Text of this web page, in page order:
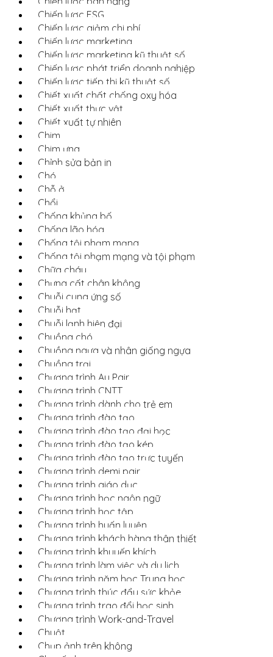
Chiến lược ESG
Chiến lược giảm chi phí
Chiến lược marketing
Chiến lược marketing kỹ thuật số
Chiến lược phát triển doanh nghiệp
Chiến lược tiếp thị kỹ thuật số
Chiết xuất chất chống oxy hóa
Chiết xuất thực vật
Chiết xuất tự nhiên
Chim
Chim ưng
Chỉnh sửa bản in
Chó
Chỗ ở
Chổi
Chống khủng bố
Chống lão hóa
Chống tội phạm mạng
Chống tội phạm mạng và tội phạm
Chữa cháy
Chưng cất chân không
Chuỗi cung ứng số
Chuỗi hạt
Chuỗi lạnh hiện đại
Chuồng chó
Chuồng ngựa và nhân giống ngựa
Chuồng trại
Chương trình Au Pair
Chương trình CNTT
Chương trình dành cho trẻ em
Chương trình đào tạo
Chương trình đào tạo đại học
Chương trình đào tạo kép
Chương trình đào tạo trực tuyến
Chương trình demi pair
Chương trình giáo dục
Chương trình học ngôn ngữ
Chương trình học tập
Chương trình huấn luyện
Chương trình khách hàng thân thiết
Chương trình khuyến khích
Chương trình làm việc và du lịch
Chương trình năm học Trung học
Chương trình thúc đẩy sức khỏe
Chương trình trao đổi học sinh
Chương trình Work-and-Travel
Chuột
Chụp ảnh trên không